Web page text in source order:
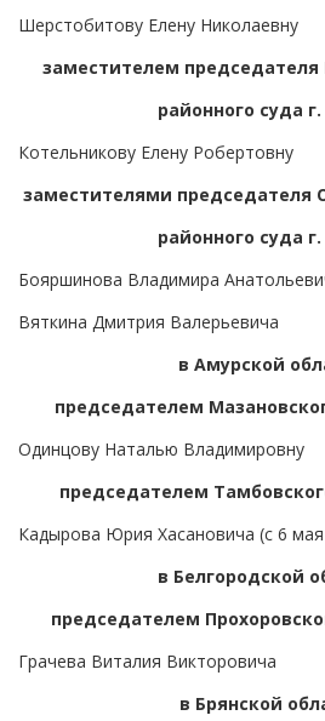
Шерстобитову Елену Николаевну
заместителем председателя
районного суда
Котельникову Елену Робертовну
заместителями председателя
районного суда
Бояршинова Владимира
Вяткина Дмитрия Валерьевича
в Амурской
председателем
Одинцову Наталью Владимировну
председателем
Кадырова Юрия Хасановича (с 6 мая
в Белгородской
председателем
Грачева Виталия Викторовича
в Брянской